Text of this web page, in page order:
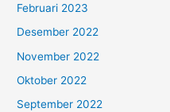
Februari 2023
Desember 2022
November 2022
Oktober 2022
September 2022